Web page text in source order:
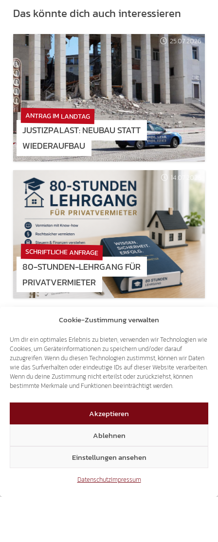
Cookie-Zustimmung verwalten
Um dir ein optimales Erlebnis zu bieten, verwenden wir Technologien wie
Cookies, um Geräteinformationen zu speichern und/oder darauf
zuzugreifen. Wenn du diesen Technologien zustimmst, können wir Daten
wie das Surfverhalten oder eindeutige IDs auf dieser Website verarbeiten.
Wenn du deine Zustimmung nicht erteilst oder zurückziehst, können
bestimmte Merkmale und Funktionen beeinträchtigt werden.
Akzeptieren
Ablehnen
Einstellungen ansehen
DatenschutzImpressum
Das könnte dich auch interessieren
25.07.2026
ANTRAG IM LANDTAG
JUSTIZPALAST: NEUBAU STATT
WIEDERAUFBAU
14.07.2026
SCHRIFTLICHE ANFRAGE
80-STUNDEN-LEHRGANG FÜR
PRIVATVERMIETER
SCHRIFTLICHE ANFRAGE
WIDERSTAND GEGEN NEUES
PATIENTENPROGRAMM IM SANITÄTSBETRIEB